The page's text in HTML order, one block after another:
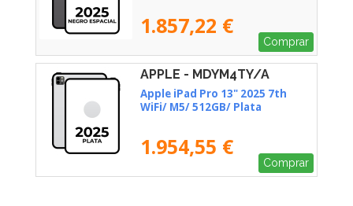
1.857,22 €
Comprar
APPLE - MDYM4TY/A
Apple iPad Pro 13" 2025 7th
WiFi/ M5/ 512GB/ Plata
1.954,55 €
Comprar